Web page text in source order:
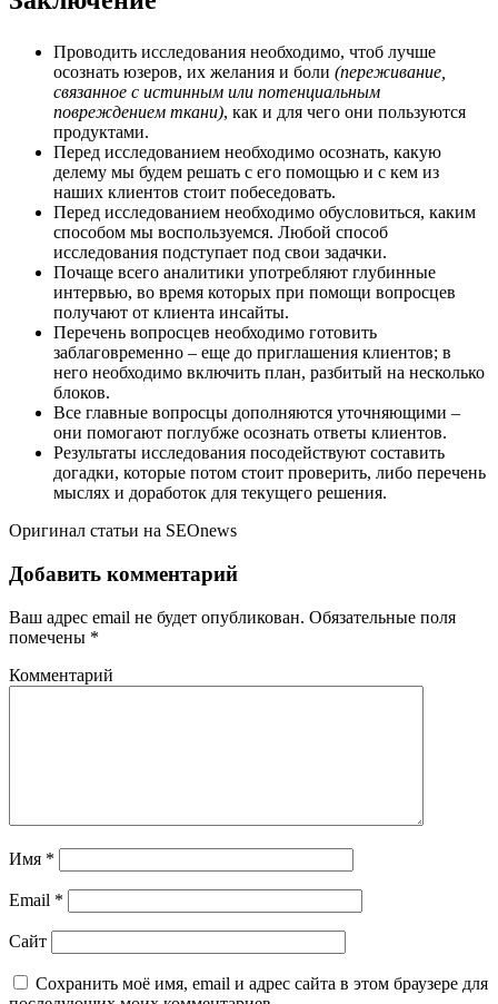
Проводить исследования необходимо, чтоб лучше
осознать юзеров, их желания и боли (переживание,
связанное с истинным или потенциальным
повреждением ткани), как и для чего они пользуются
продуктами.
Перед исследованием необходимо осознать, какую
делему мы будем решать с его помощью и с кем из
наших клиентов стоит побеседовать.
Перед исследованием необходимо обусловиться, каким
способом мы воспользуемся. Любой способ
исследования подступает под свои задачки.
Почаще всего аналитики употребляют глубинные
интервью, во время которых при помощи вопросцев
получают от клиента инсайты.
Перечень вопросцев необходимо готовить
заблаговременно – еще до приглашения клиентов; в
него необходимо включить план, разбитый на несколько
блоков.
Все главные вопросцы дополняются уточняющими –
они помогают поглубже осознать ответы клиентов.
Результаты исследования посодействуют составить
догадки, которые потом стоит проверить, либо перечень
мыслях и доработок для текущего решения.
Оригинал статьи на SEOnews
Добавить комментарий
Ваш адрес email не будет опубликован. Обязательные поля
помечены *
Комментарий
Имя *
Email *
Сайт
Сохранить моё имя, email и адрес сайта в этом браузере для